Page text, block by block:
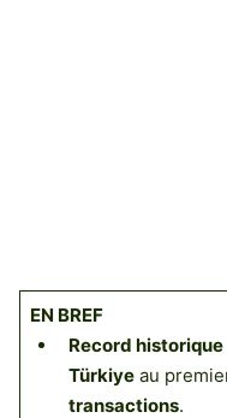
EN BREF
Record historique
Türkiyeau
transactions.